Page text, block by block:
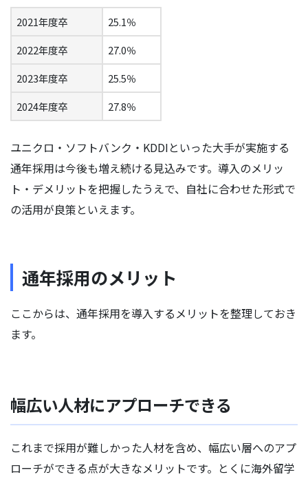
2021年度卒
25.1％
2022年度卒
27.0％
2023年度卒
25.5％
2024年度卒
27.8％
ユニクロ・ソフトバンク・KDDIといった大手が実施する
通年採用は今後も増え続ける見込みです。導入のメリッ
ト・デメリットを把握したうえで、自社に合わせた形式で
の活用が良策といえます。
通年採用のメリット
ここからは、通年採用を導入するメリットを整理しておき
ます。
幅広い人材にアプローチできる
これまで採用が難しかった人材を含め、幅広い層へのアプ
ローチができる点が大きなメリットです。とくに海外留学